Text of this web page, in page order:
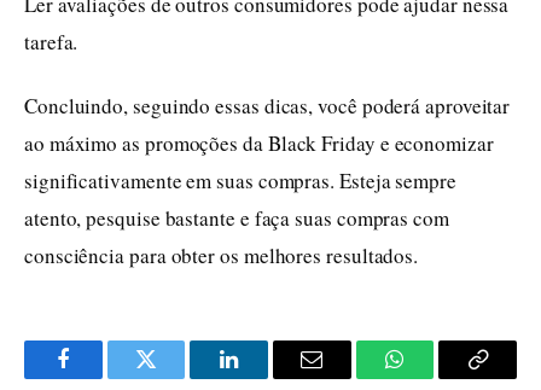
tarefa.
Concluindo, seguindo essas dicas, você poderá aproveitar
ao máximo as promoções da Black Friday e economizar
significativamente em suas compras. Esteja sempre
atento, pesquise bastante e faça suas compras com
consciência para obter os melhores resultados.
FacebookTwitter LinkedInEmail WhatsAppCopy